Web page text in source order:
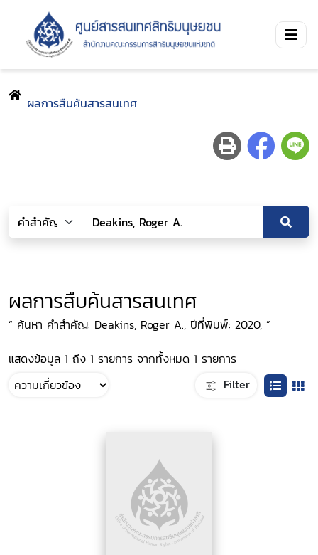
ผลการสืบค้นสารสนเทศ
ผลการสืบค้นสารสนเทศ
“ ค้นหา คำสำคัญ: Deakins, Roger A., ปีที่พิมพ์: 2020, ”
แสดงข้อมูล 1 ถึง 1 รายการ จากทั้งหมด 1 รายการ
Filter